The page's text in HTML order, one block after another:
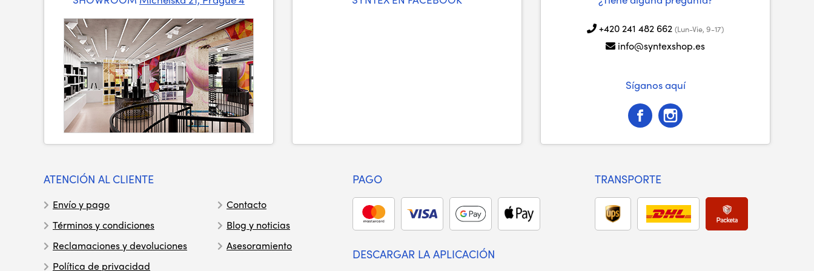
+420 241 482 662 (Lun-Vie, 9-17)
info@syntexshop.es
Síganos aquí
ATENCIÓN AL CLIENTE
Envío y pago
Términos y condiciones
Reclamaciones y devoluciones
Política de privacidad
Contacto
Blog y noticias
Asesoramiento
PAGO TRANSPORTE
DESCARGAR LA APLICACIÓN